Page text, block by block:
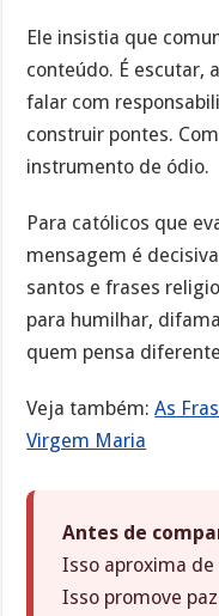
Ele insistia que
conteúdo. É escutar,
falar com
construir pontes.
instrumento de ódio.
Para católicos que
mensagem é
santos e frases
para humilhar,
quem pensa
Veja também:As
Virgem Maria
Antes de
Isso aproxima
Isso promove